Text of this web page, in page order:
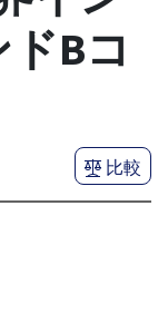
Bコ
比較